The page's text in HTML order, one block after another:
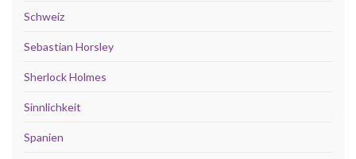
Schweiz
Sebastian Horsley
Sherlock Holmes
Sinnlichkeit
Spanien